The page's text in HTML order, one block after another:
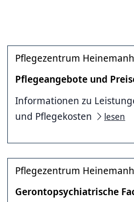
Pflegezentrum
Pflegeangebote und
Informationen zu
und Pflegekosten
lesen
Pflegezentrum
Gerontopsychiatrische